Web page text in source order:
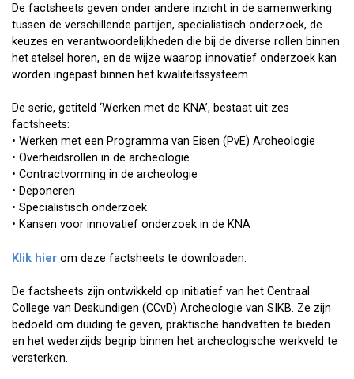
De factsheets geven onder andere inzicht in de samenwerking
tussen de verschillende partijen, specialistisch onderzoek, de
keuzes en verantwoordelijkheden die bij de diverse rollen binnen
het stelsel horen, en de wijze waarop innovatief onderzoek kan
worden ingepast binnen het kwaliteitssysteem.
De serie, getiteld ‘Werken met de KNA’, bestaat uit zes
factsheets:
• Werken met een Programma van Eisen (PvE) Archeologie
• Overheidsrollen in de archeologie
• Contractvorming in de archeologie
• Deponeren
• Specialistisch onderzoek
• Kansen voor innovatief onderzoek in de KNA
Klik hier om deze factsheets te downloaden.
De factsheets zijn ontwikkeld op initiatief van het Centraal
College van Deskundigen (CCvD) Archeologie van SIKB. Ze zijn
bedoeld om duiding te geven, praktische handvatten te bieden
en het wederzijds begrip binnen het archeologische werkveld te
versterken.